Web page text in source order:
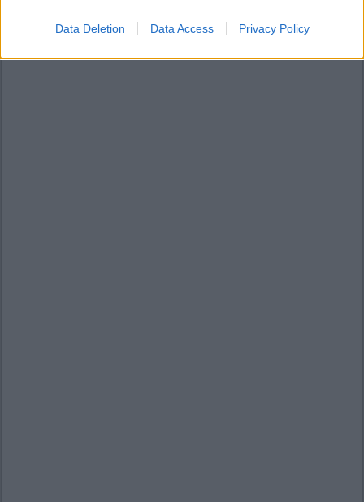
Data Deletion Data Access Privacy Policy